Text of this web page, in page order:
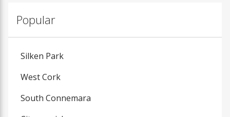
Popular
Silken Park
West Cork
South Connemara